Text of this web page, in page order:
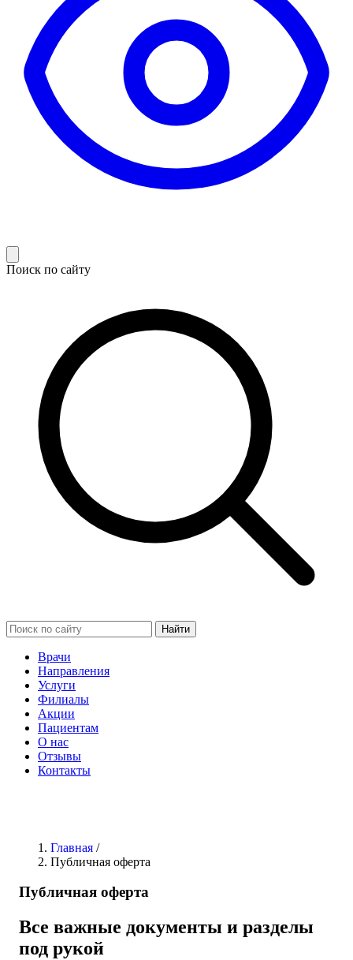
Поиск по сайту
Найти
Врачи
Направления
Услуги
Филиалы
Акции
Пациентам
О нас
Отзывы
Контакты
Главная /
Публичная оферта
Публичная оферта
Все важные документы и разделы
под рукой